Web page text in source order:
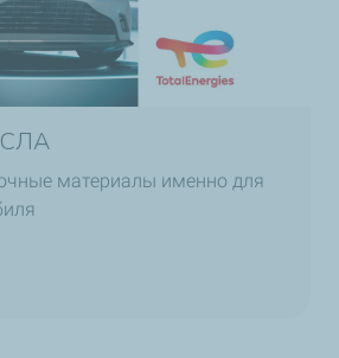
материалы именно для